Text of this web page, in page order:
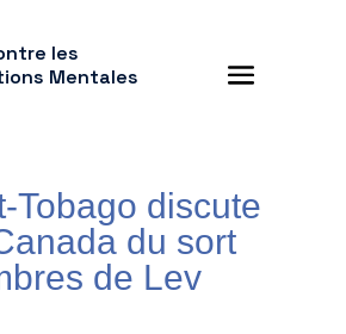
les
Mentales
Tobago discute
du sort
de Lev